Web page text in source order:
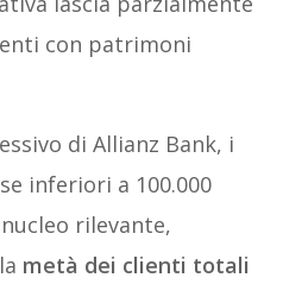
con patrimoni
di Allianz Bank, i
inferiori a 100.000
rilevante,
metà dei clienti totali